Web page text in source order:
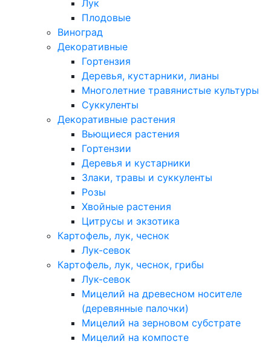
Лук
Плодовые
Виноград
Декоративные
Гортензия
Деревья, кустарники, лианы
Многолетние травянистые культуры
Суккуленты
Декоративные растения
Вьющиеся растения
Гортензии
Деревья и кустарники
Злаки, травы и суккуленты
Розы
Хвойные растения
Цитрусы и экзотика
Картофель, лук, чеснок
Лук-севок
Картофель, лук, чеснок, грибы
Лук-севок
Мицелий на древесном носителе
(деревянные палочки)
Мицелий на зерновом субстрате
Мицелий на компосте